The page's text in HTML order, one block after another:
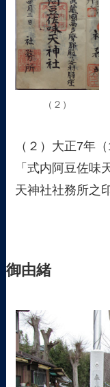
（２）
（２）大正7年
「式内阿豆佐味
天神社社務所之
御由緒